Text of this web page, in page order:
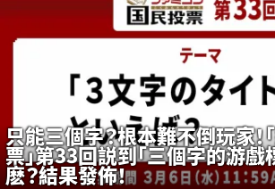
只能三個字？根本難不倒玩家！
票」第33回説到「三個字的游戲
麽？結果發佈！